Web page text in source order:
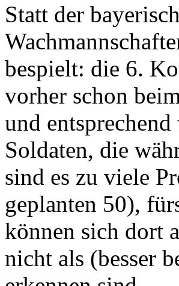
Statt der
bespielt: die 6.
vorher schon
und
Soldaten, die
sind es zu viele
geplanten 50),
können sich dort
nicht als (besser